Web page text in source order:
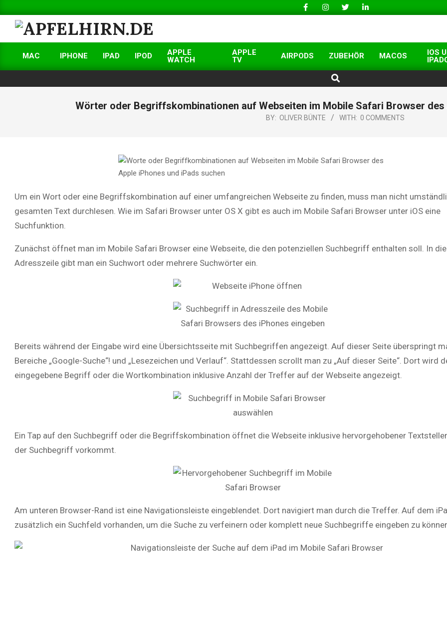
to
content
APFELHIRN.DE
Menu
MAC IPHONE IPAD IPOD
APPLE
WATCH
APPLE
TV
AIRPODS ZUBEHÖR MACOS
IOS
Search
Wörter oder Begriffskombinationen auf Webseiten im Mobile Safari Browser des
BY: OLIVER BÜNTE WITH: 0 COMMENTS
Um ein Wort oder eine Begriffskombination auf einer umfangreichen Webseite zu finden, muss man nicht
gesamten Text durchlesen. Wie im Safari Browser unter OS X gibt es auch im Mobile Safari Browser unter iOS eine
Suchfunktion.
Zunächst öffnet man im Mobile Safari Browser eine Webseite, die den potenziellen Suchbegriff enthalten soll. In die
Adresszeile gibt man ein Suchwort oder mehrere Suchwörter ein.
Bereits während der Eingabe wird eine Übersichtsseite mit Suchbegriffen angezeigt. Auf dieser Seite überspringt
Bereiche „Google-Suche“! und „Lesezeichen und Verlauf“. Stattdessen scrollt man zu „Auf dieser Seite“. Dort wird
eingegebene Begriff oder die Wortkombination inklusive Anzahl der Treffer auf der Webseite angezeigt.
Ein Tap auf den Suchbegriff oder die Begriffskombination öffnet die Webseite inklusive hervorgehobener
der Suchbegriff vorkommt.
Am unteren Browser-Rand ist eine Navigationsleiste eingeblendet. Dort navigiert man durch die Treffer. Auf dem
zusätzlich ein Suchfeld vorhanden, um die Suche zu verfeinern oder komplett neue Suchbegriffe eingeben zu